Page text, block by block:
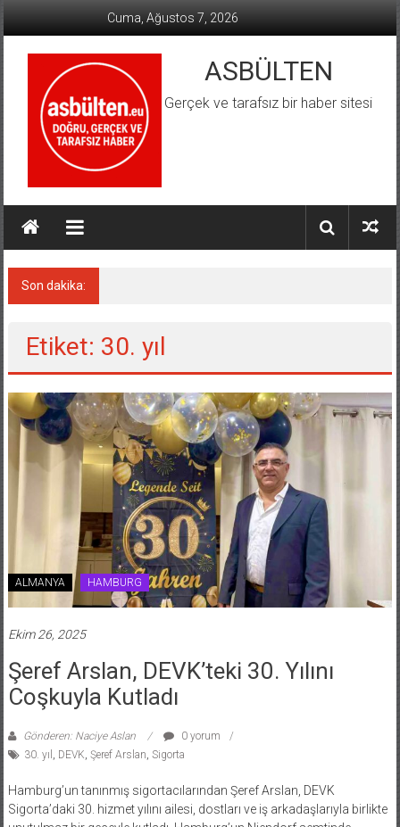
Cuma, Ağustos 7, 2026
ASBÜLTEN
Gerçek ve tarafsız bir haber sitesi
Son dakika:
Etiket: 30. yıl
ALMANYA HAMBURG
Ekim 26, 2025
Şeref Arslan, DEVK’teki 30. Yılını
Coşkuyla Kutladı
Gönderen: Naciye Aslan
0 yorum
30. yıl
DEVK Şeref Arslan Sigorta
Hamburg’un tanınmış sigortacılarından Şeref Arslan, DEVK
Sigorta’daki 30. hizmet yılını ailesi, dostları ve iş arkadaşlarıyla birlikte